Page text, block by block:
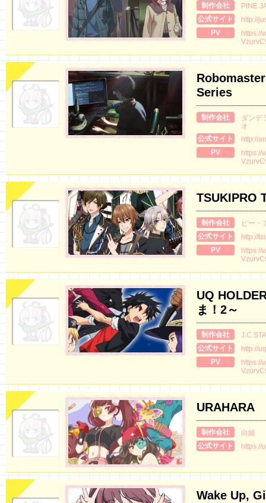
制作会社
PINE
公式サイト
http://
PV
https://
Series
制作会社
ダンデ
オ
公式サイト
http://
PV
https://
TSUKIPRO
制作会社
ピー・
公式サイト
http://
PV
https://
UQ
ま！2～
制作会社
公式サイト
http://
PV
https://
URAHARA
制作会社
白組
公式サイト
https://
Wake Up,